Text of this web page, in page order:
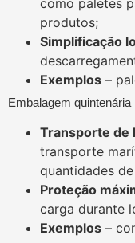
como paletes
produtos;
Simplificação
Exemplos –
Embalagem quintenária
Transporte de
transporte
quantidades
Proteção
carga durante
Exemplos –